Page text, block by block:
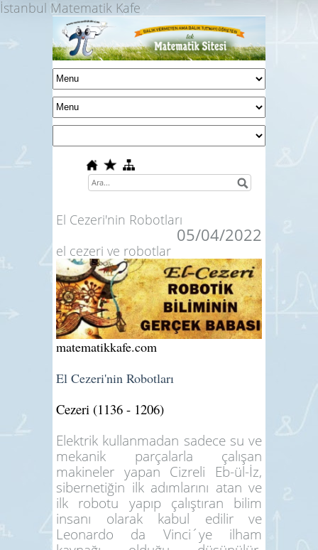
İstanbul Matematik Kafe
El Cezeri'nin Robotları
05/04/2022
el cezeri ve robotlar
matematikkafe.com
El Cezeri'nin Robotları
Cezeri (1136 - 1206)
Elektrik kullanmadan sadece su ve
mekanik parçalarla çalışan
makineler yapan Cizreli Eb-ül-İz,
sibernetiğin ilk adımlarını atan ve
ilk robotu yapıp çalıştıran bilim
insanı olarak kabul edilir ve
Leonardo da Vinci´ye ilham